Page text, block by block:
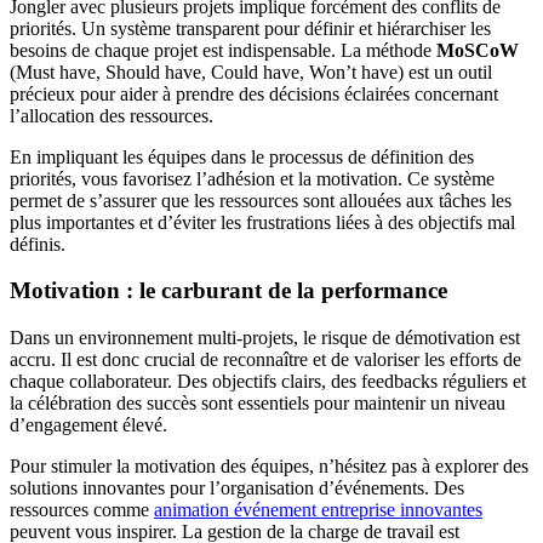
Jongler avec plusieurs projets implique forcément des conflits de
priorités. Un système transparent pour définir et hiérarchiser les
besoins de chaque projet est indispensable. La méthode MoSCoW
(Must have, Should have, Could have, Won’t have) est un outil
précieux pour aider à prendre des décisions éclairées concernant
l’allocation des ressources.
En impliquant les équipes dans le processus de définition des
priorités, vous favorisez l’adhésion et la motivation. Ce système
permet de s’assurer que les ressources sont allouées aux tâches les
plus importantes et d’éviter les frustrations liées à des objectifs mal
définis.
Motivation : le carburant de la performance
Dans un environnement multi-projets, le risque de démotivation est
accru. Il est donc crucial de reconnaître et de valoriser les efforts de
chaque collaborateur. Des objectifs clairs, des feedbacks réguliers et
la célébration des succès sont essentiels pour maintenir un niveau
d’engagement élevé.
Pour stimuler la motivation des équipes, n’hésitez pas à explorer des
solutions innovantes pour l’organisation d’événements. Des
ressources comme animation événement entreprise innovantes
peuvent vous inspirer. La gestion de la charge de travail est